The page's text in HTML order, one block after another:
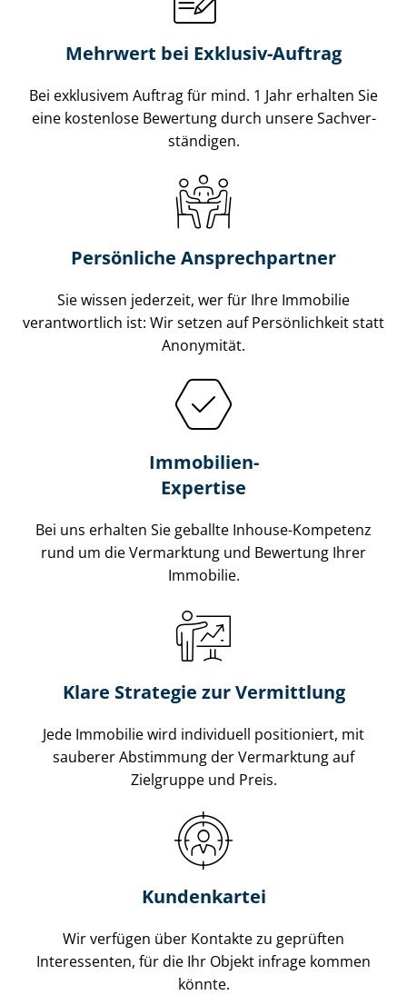
Mehrwert bei Exklusiv-Auftrag
Bei exklusivem Auftrag für mind. 1 Jahr erhalten Sie
eine kostenlose Bewertung durch unsere Sach­ver­
stän­di­gen.
Persönliche Ansprechpartner
Sie wissen jederzeit, wer für Ihre Immobilie
verantwortlich ist: Wir setzen auf Persönlichkeit statt
Anonymität.
Immobilien-
Expertise
Bei uns erhalten Sie geballte Inhouse-Kompetenz
rund um die Vermarktung und Bewertung Ihrer
Immobilie.
Klare Strategie zur Vermittlung
Jede Immobilie wird individuell positioniert, mit
sauberer Abstimmung der Vermarktung auf
Zielgruppe und Preis.
Kundenkartei
Wir verfügen über Kontakte zu geprüften
Interessenten, für die Ihr Objekt infrage kommen
könnte.